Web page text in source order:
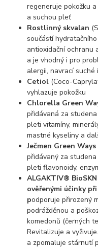
regeneruje pokožku
a suchou pleť
Rostlinný skvalan
součástí
antioxidační ochranu
a je vhodný i pro
alergii, navrací
Cetiol (Coco-
vyhlazuje pokožku
Chlorella Green
přidávaná za
pleti vitamíny,
mastné kyseliny a
Ječmen Green Ways
přidávaný za
pleti flavonoidy,
ALGAKTIV® BioSKN
ověřenými účinky
podporuje přirozený
podrážděnou a
komedonů (černých
Revitalizuje a
a zpomaluje stárnutí